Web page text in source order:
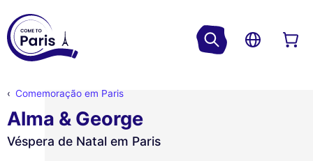
Comemoração em Paris
Alma & George
Véspera de Natal em Paris